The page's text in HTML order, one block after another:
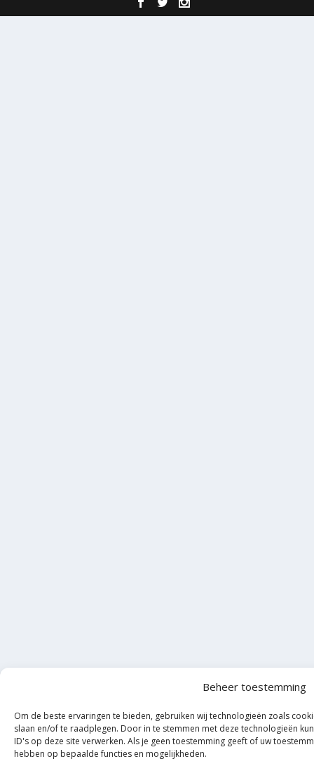
Beheer toestemming
Om de beste ervaringen te bieden, gebruiken wij technologieën zoals
slaan en/of te raadplegen. Door in te stemmen met deze technologieën
ID's op deze site verwerken. Als je geen toestemming geeft of uw
hebben op bepaalde functies en mogelijkheden.